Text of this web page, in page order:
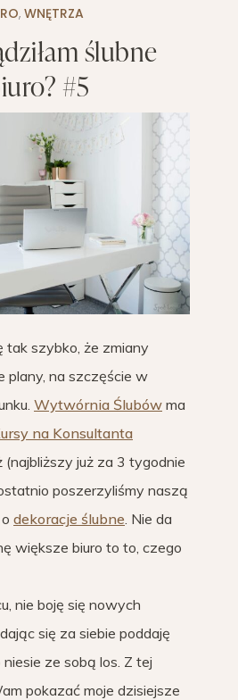
, WNĘTRZA
ślubne
#5
tak szybko, że zmiany
plany, na szczęście w
Wytwórnia Ślubów ma
na Konsultanta
(najbliższy już za 3 tygodnie
poszerzyliśmy naszą
dekoracje ślubne . Nie da
większe biuro to to, czego
nie boję się nowych
się za siebie poddaję
ze sobą los. Z tej
pokazać moje dzisiejsze